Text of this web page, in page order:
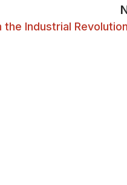
Industrial